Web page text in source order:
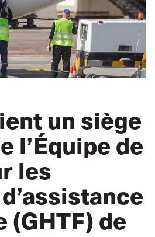
un siège
l’Équipe de
les
(GHTF) de